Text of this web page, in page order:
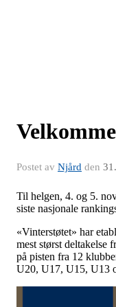
Postet av Njård den
Til helgen, 4. og 5.
siste nasjonale
«Vinterstøtet» har
mest størst deltakelse
på pisten fra 12
U20, U17, U15, U13